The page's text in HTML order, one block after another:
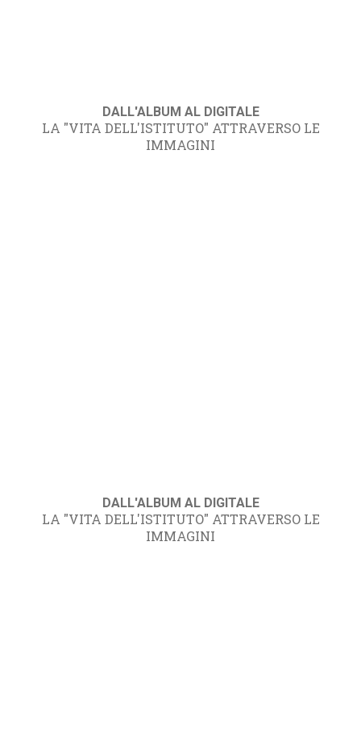
DALL'ALBUM AL DIGITALE
LA "VITA DELL'ISTITUTO" ATTRAVERSO LE
IMMAGINI
DALL'ALBUM AL DIGITALE
LA "VITA DELL'ISTITUTO" ATTRAVERSO LE
IMMAGINI